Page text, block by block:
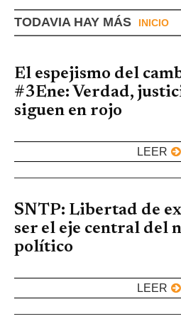
TODAVIA HAY MÁS INICIO
El espejismo del
#3Ene: Verdad,
siguen en rojo
LEER
SNTP: Libertad de
ser el eje central del
político
LEER